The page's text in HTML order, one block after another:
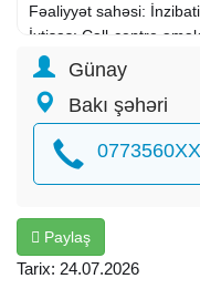
Fəaliyyət sahəsi:
İxtisas: Call-centre
Şirkət növü: Birbaşa
İş qrafiki: Tam
İş təcrübəsi: Təcrübəsiz
Təhsil: Orta
İş yerinin ünvanı:
Günay
Bakı şəhəri
Paylaş
Tarix: 24.07.2026